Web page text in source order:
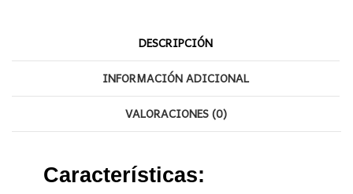
DESCRIPCIÓN
INFORMACIÓN ADICIONAL
VALORACIONES (0)
Características: